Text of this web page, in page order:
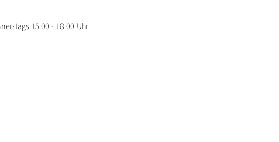
15.00 - 18.00 Uhr